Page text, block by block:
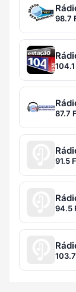
98.7
87.7
91.5
94.5